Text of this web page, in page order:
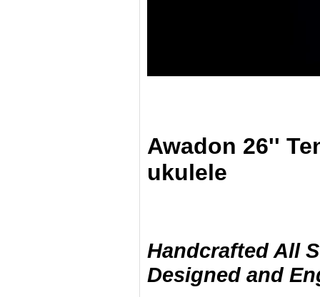
Awadon 26''
ukulele
Handcrafted All
Designed and